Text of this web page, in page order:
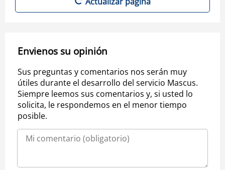
Envienos su opinión
Sus preguntas y comentarios nos serán muy
útiles durante el desarrollo del servicio Mascus.
Siempre leemos sus comentarios y, si usted lo
solicita, le respondemos en el menor tiempo
posible.